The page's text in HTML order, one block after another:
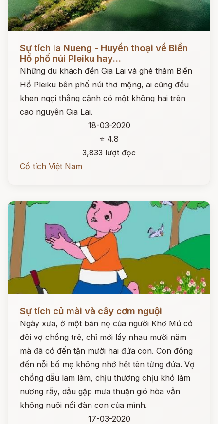
Sự tích Ia Nueng - Huyền thoại về Biển
Hồ phố núi Pleiku hay...
Những du khách đến Gia Lai và ghé thăm Biển
Hồ Pleiku bên phố núi thơ mộng, ai cũng đều
khen ngợi thắng cảnh có một không hai trên
cao nguyên Gia Lai.
18-03-2020
⭐ 4.8
3,833 lượt đọc
Cổ tích Việt Nam
Sự tích củ mài và cây cơm nguội
Ngày xưa, ở một bản nọ của người Khơ Mú có
đôi vợ chồng trẻ, chỉ mới lấy nhau mười năm
mà đã có đến tận mười hai đứa con. Con đông
đến nỗi bố mẹ không nhớ hết tên từng đứa. Vợ
chồng dẫu lam làm, chịu thương chịu khó làm
nương rẫy, dẫu gặp mưa thuận gió hòa vẫn
không nuôi nổi đàn con của mình.
17-03-2020